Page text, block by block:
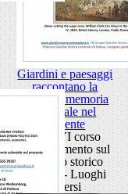
Giardini e paesaggi
raccontano la
storia: la memoria
coloniale nel
presente
XXXVI corso
aggiornamento sul
giardino storico
Padova - Luoghi
diversi